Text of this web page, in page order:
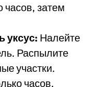
часов, затем
уксус: Налейте
Распылите
участки.
часов.